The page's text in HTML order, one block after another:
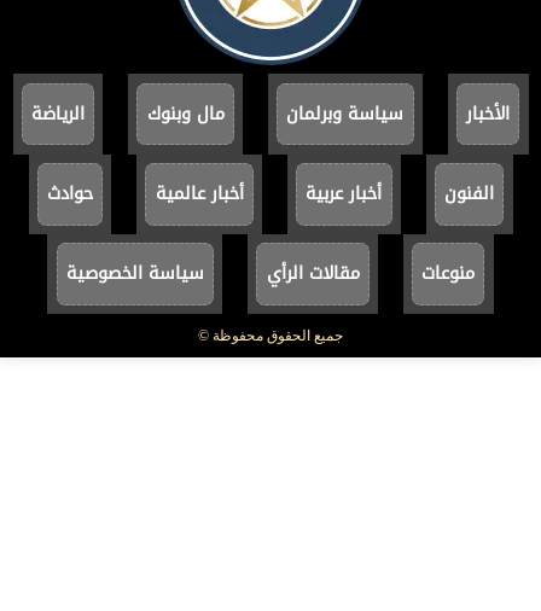
الأخبار سياسة وبرلمان مال وبنوك الرياضة
الفنون أخبار عربية أخبار عالمية حوادث
منوعات مقالات الرأي سياسة الخصوصية
جميع الحقوق محفوظة ©